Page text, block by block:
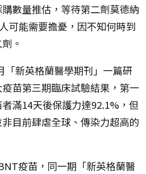
數量推估，等待第二劑莫德納
可能需要擔憂，因不知何時到
。
「新英格蘭醫學期刊」一篇研
苗第三期臨床試驗結果，第一
滿14天後保護力達92.1%，但
目前肆虐全球、傳染力超高的
疫苗，同一期「新英格蘭醫